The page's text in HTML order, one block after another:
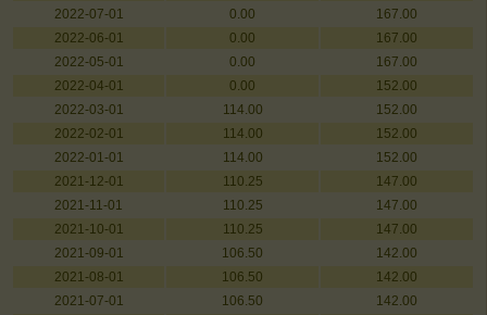
2022-07-01
0.00
167.00
2022-06-01
0.00
167.00
2022-05-01
0.00
167.00
2022-04-01
0.00
152.00
2022-03-01
114.00
152.00
2022-02-01
114.00
152.00
2022-01-01
114.00
152.00
2021-12-01
110.25
147.00
2021-11-01
110.25
147.00
2021-10-01
110.25
147.00
2021-09-01
106.50
142.00
2021-08-01
106.50
142.00
2021-07-01
106.50
142.00